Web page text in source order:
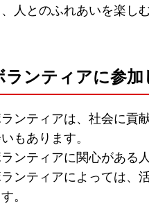
人とのふれあいを楽し
ランティアに参加
ンティアは、社会に貢
もあります。
ンティアに関心がある
ンティアによっては、
。